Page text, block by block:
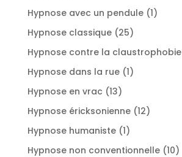
Hypnose avec un pendule 11
Hypnose classique 2525
produits
Hypnose contre la claustrophobie
Hypnose dans la rue 11
Hypnose en vrac 1313
produits
Hypnose éricksonienne 1212
Hypnose humaniste 11
produit
Hypnose non conventionnelle 1010